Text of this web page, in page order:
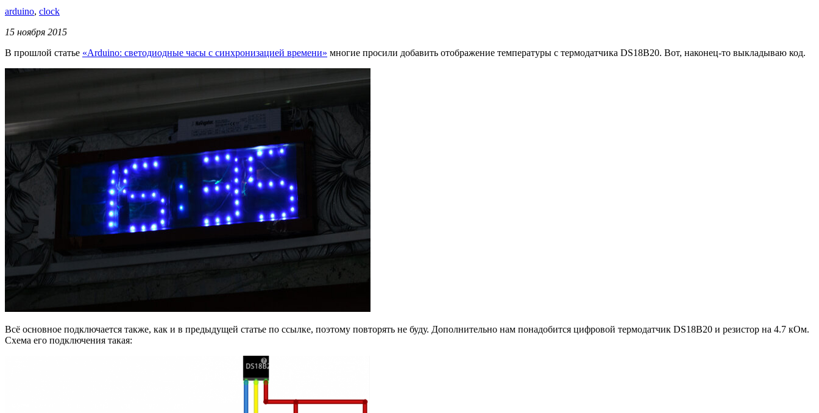
arduino, clock
15 ноября 2015
В прошлой статье «Arduino: светодиодные часы с синхронизацией времени» многие просили добавить отображение температуры с термодатчика DS18B20. Вот, наконец-то выкладываю код.
Всё основное подключается также, как и в предыдущей статье по ссылке, поэтому повторять не буду. Дополнительно нам понадобится цифровой термодатчик DS18B20 и резистор на 4.7 кОм.
Схема его подключения такая: